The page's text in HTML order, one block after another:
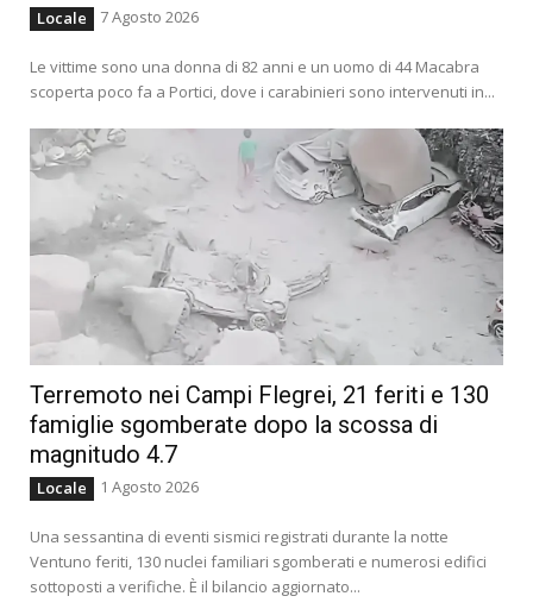
Locale 7 Agosto 2026
Le vittime sono una donna di 82 anni e un uomo di 44 Macabra
scoperta poco fa a Portici, dove i carabinieri sono intervenuti in...
Terremoto nei Campi Flegrei, 21 feriti e 130
famiglie sgomberate dopo la scossa di
magnitudo 4.7
Locale 1 Agosto 2026
Una sessantina di eventi sismici registrati durante la notte
Ventuno feriti, 130 nuclei familiari sgomberati e numerosi edifici
sottoposti a verifiche. È il bilancio aggiornato...